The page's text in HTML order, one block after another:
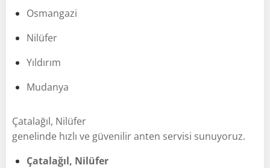
Osmangazi
Nilüfer
Yıldırım
Mudanya
Çatalağıl, Nilüfer
genelinde hızlı ve güvenilir anten servisi sunuyoruz.
Çatalağıl, Nilüfer